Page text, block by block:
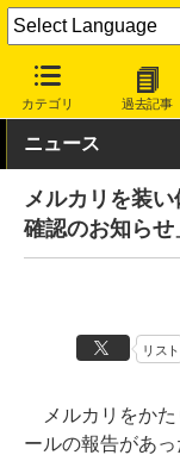
カテゴリ 過去記事
INTERNET Watch
ニュース
メルカリを装
確認のお知ら
リスト
メルカリをかた
ールの報告があ